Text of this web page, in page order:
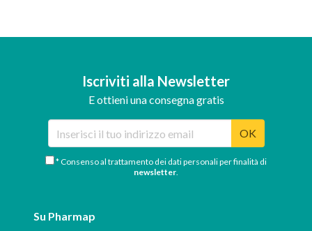
Iscriviti alla Newsletter
E ottieni una consegna gratis
OK
* Consenso al trattamento dei dati personali per finalità di
newsletter.
Su Pharmap